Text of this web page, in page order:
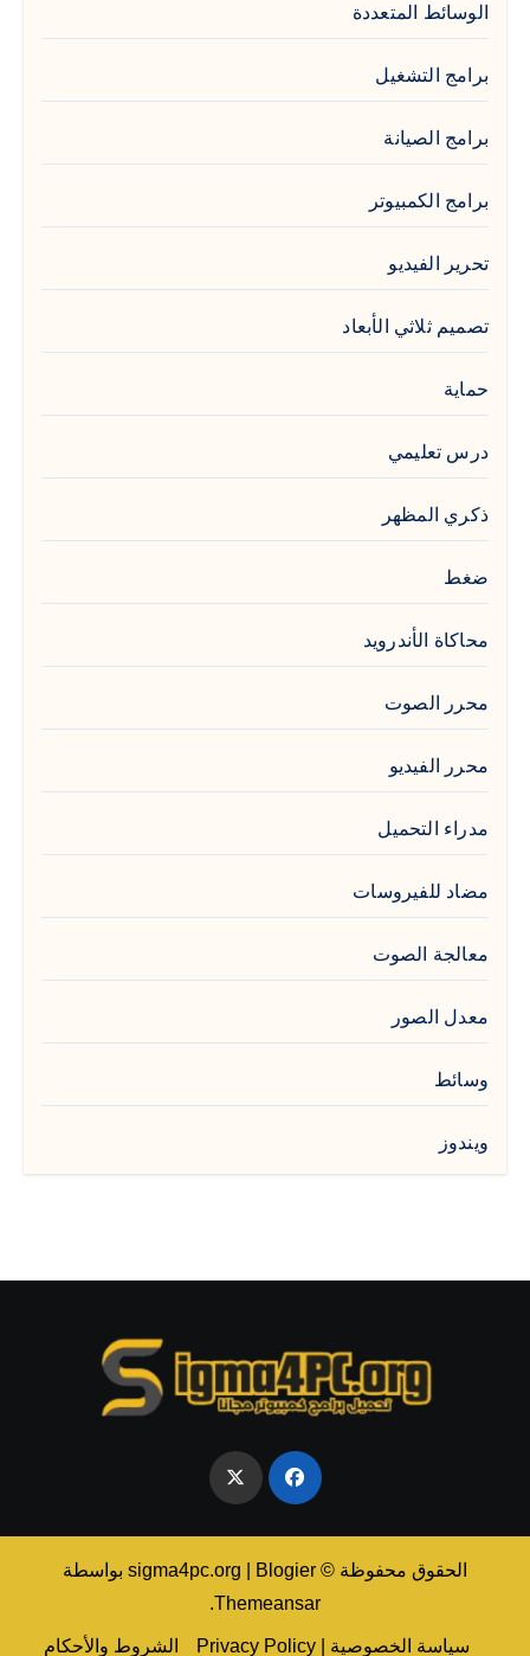
الوسائط المتعددة
برامج التشغيل
برامج الصيانة
برامج الكمبيوتر
تحرير الفيديو
تصميم ثلاثي الأبعاد
حماية
درس تعليمي
ذكري المظهر
ضغط
محاكاة الأندرويد
محرر الصوت
محرر الفيديو
مدراء التحميل
مضاد للفيروسات
معالجة الصوت
معدل الصور
وسائط
ويندوز
الحقوق محفوظة © sigma4pc.org Blogier
بواسطة
Themeansar
.
سياسة الخصوصية | Privacy Policy الشروط والأحكام